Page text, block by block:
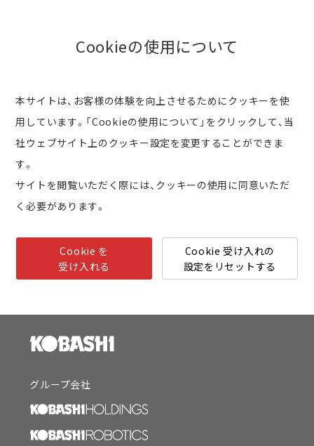
Cookieの使用について
本サイトは、お客様の体験を向上させるためにクッキーを使
用しています。「Cookieの使用について」をクリックして、当
社ウェブサイト上のクッキー設定を変更することができま
す。
サイトを閲覧いただく際には、クッキーの使用に同意いただ
く必要があります。
Cookie を
受け入れる
Cookie 受け入れの
設定をリセットする
グループ会社